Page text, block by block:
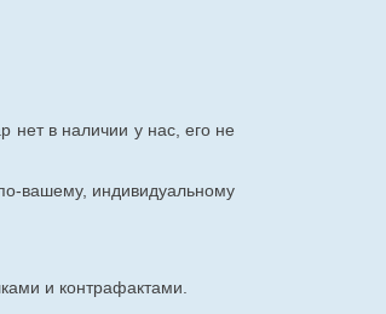
нет в наличии у нас, его не
вашему, индивидуальному
и контрафактами.